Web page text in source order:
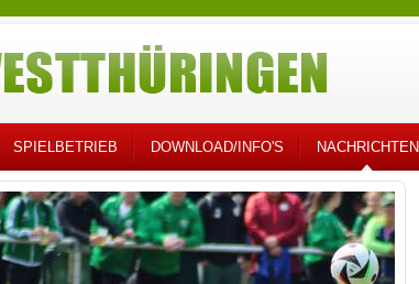
SPIELBETRIEB DOWNLOAD/INFO'S NACHRICHTEN